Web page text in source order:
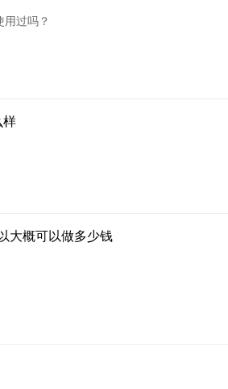
过吗？
大概可以做多少钱